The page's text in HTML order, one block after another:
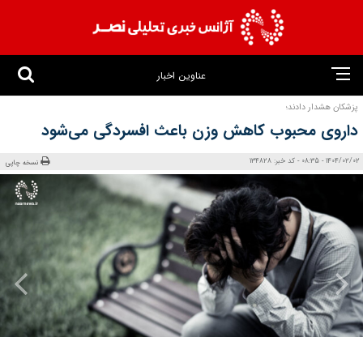
عناوین اخبار
پزشکان هشدار دادند؛
داروی‌ محبوب کاهش وزن باعث افسردگی می‌شود
1404/02/02 - 08:35 - کد خبر: 134828 نسخه چاپی